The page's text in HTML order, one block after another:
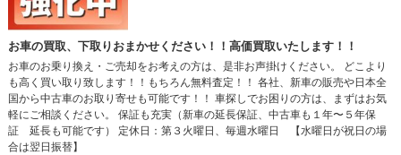
お車の買取、下取りおまかせください！！高価買取いたします！！
お車のお乗り換え・ご売却をお考えの方は、是非お声掛けください。 どこより
も高く買い取り致します！！もちろん無料査定！！ 各社、新車の販売や日本全
国から中古車のお取り寄せも可能です！！ 車探しでお困りの方は、まずはお気
軽にご相談ください。 保証も充実（新車の延長保証、中古車も１年〜５年保
証 延長も可能です） 定休日：第３火曜日、毎週水曜日 【水曜日が祝日の場
合は翌日振替】